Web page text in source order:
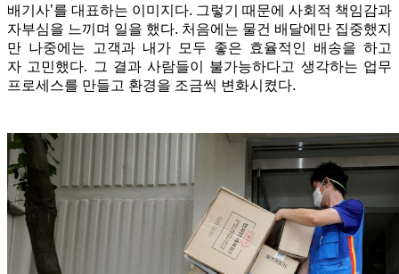
배기사’를 대표하는 이미지다. 그렇기 때문에 사회적 책임감과
자부심을 느끼며 일을 했다. 처음에는 물건 배달에만 집중했지
만 나중에는 고객과 내가 모두 좋은 효율적인 배송을 하고
자 고민했다. 그 결과 사람들이 불가능하다고 생각하는 업무
프로세스를 만들고 환경을 조금씩 변화시켰다.